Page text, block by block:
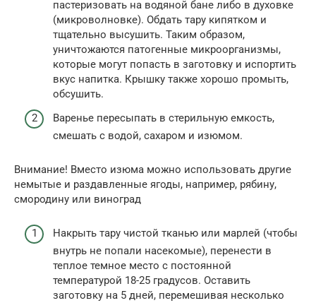
пастеризовать на водяной бане либо в духовке
(микроволновке). Обдать тару кипятком и
тщательно высушить. Таким образом,
уничтожаются патогенные микроорганизмы,
которые могут попасть в заготовку и испортить
вкус напитка. Крышку также хорошо промыть,
обсушить.
Варенье пересыпать в стерильную емкость,
смешать с водой, сахаром и изюмом.
Внимание! Вместо изюма можно использовать другие
немытые и раздавленные ягоды, например, рябину,
смородину или виноград
Накрыть тару чистой тканью или марлей (чтобы
внутрь не попали насекомые), перенести в
теплое темное место с постоянной
температурой 18-25 градусов. Оставить
заготовку на 5 дней, перемешивая несколько